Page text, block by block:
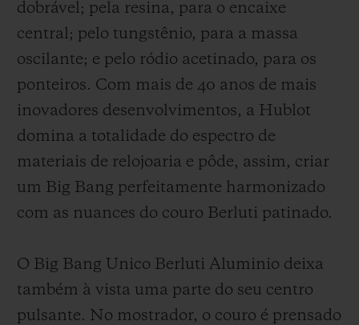
dobrável; pela resina, para o encaixe
central; pelo tungstênio, para a massa
oscilante; e pelo ródio acetinado, para os
ponteiros. Com mais de 40 anos de mais
inovadores desenvolvimentos, a Hublot
domina a totalidade do espectro de
materiais de relojoaria e pôde, assim, criar
um Big Bang perfeitamente harmonizado
com as nuances do couro Berluti patinado.
O Big Bang Unico Berluti Aluminio deixa
também à vista uma parte do seu centro
pulsante. No mostrador, o couro é prensado